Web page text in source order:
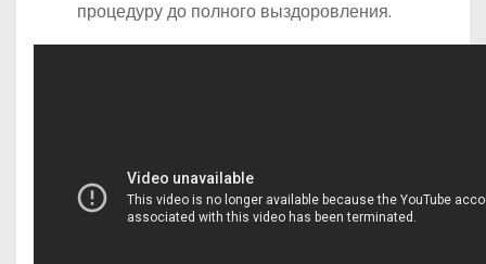
процедуру до полного выздоровления.